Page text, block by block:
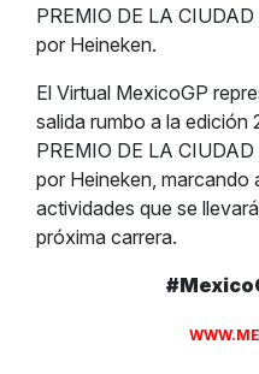
PREMIO DE LA
por Heineken.
El Virtual MexicoGP
salida rumbo a la edición
PREMIO DE LA
por Heineken, marcando
actividades que se
próxima carrera.